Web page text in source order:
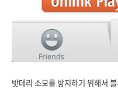
밧데리 소모를 방지하기 위해서